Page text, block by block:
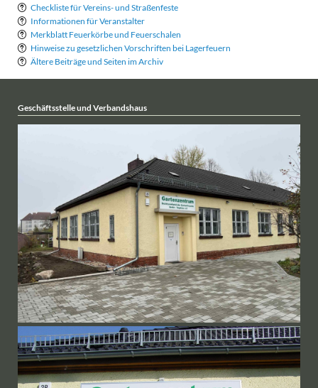
Checkliste für Vereins- und Straßenfeste
Informationen für Veranstalter
Merkblatt Feuerkörbe und Feuerschalen
Hinweise zu gesetzlichen Vorschriften bei Lagerfeuern
Ältere Beiträge und Seiten im Archiv
Geschäftsstelle und Verbandshaus